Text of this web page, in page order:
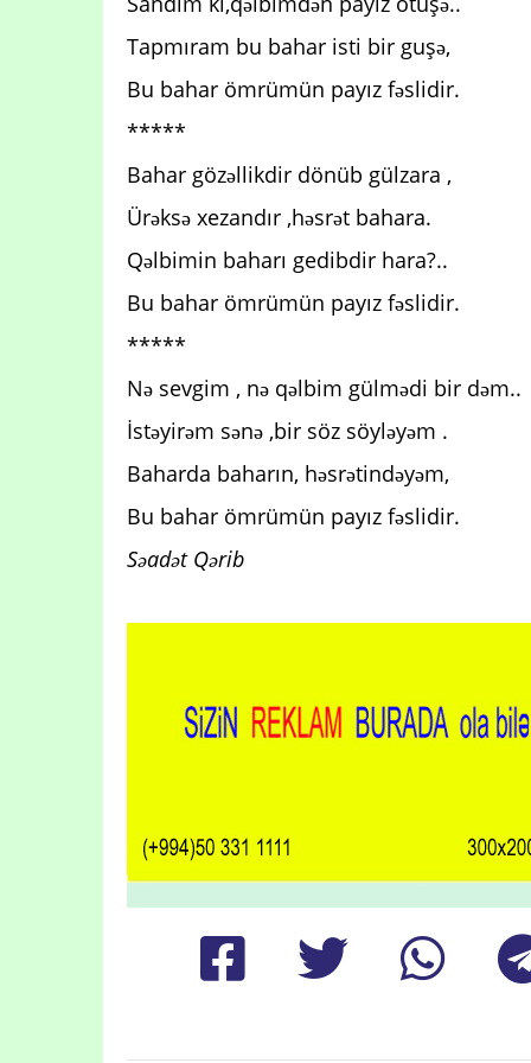
Tapmıram bu bahar isti bir guşə,
Bu bahar ömrümün payız fəslidir.
*****
Bahar gözəllikdir dönüb gülzara ,
Ürəksə xezandır ,həsrət bahara.
Qəlbimin baharı gedibdir hara?..
Bu bahar ömrümün payız fəslidir.
*****
Nə sevgim , nə qəlbim gülmədi bir dəm..
İstəyirəm sənə ,bir söz söyləyəm .
Baharda baharın, həsrətindəyəm,
Bu bahar ömrümün payız fəslidir.
Səadət Qərib